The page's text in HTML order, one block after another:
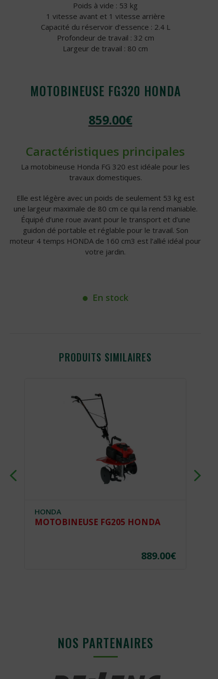
Poids à vide : 53 kg
1 vitesse avant et 1 vitesse arrière
Capacité du réservoir d’essence : 2.4 L
Profondeur de travail : 32 cm
Largeur de travail : 80 cm
MOTOBINEUSE FG320 HONDA
859.00€
Caractéristiques principales
La motobineuse Honda FG 320 est idéale pour les
travaux domestiques.
Elle est légère avec un poids de seulement 53 kg est
une largeur maximale de 80 cm ce qui la rend maniable.
Équipé d’une roue avant pour le transport et d’une
guidon dé portable et réglable pour le travail. Son
moteur 4 temps HONDA de 160 cm3 est l’allié idéal pour
votre jardin.
En stock
PRODUITS SIMILAIRES
HONDA
MOTOBINEUSE FG205 HONDA
889.00€
NOS PARTENAIRES